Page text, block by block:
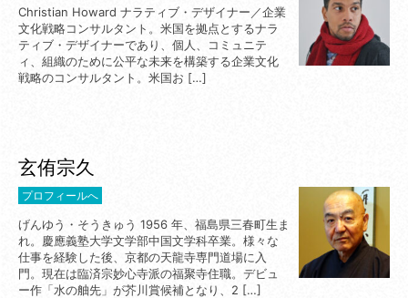
Christian Howard ナラティブ・デザイナー／企業
文化戦略コンサルタント。米国を拠点とするナラ
ティブ・デザイナーであり、個人、コミュニテ
ィ、組織のために公平な未来を構築する企業文化
戦略のコンサルタント。米国お […]
玄侑宗久
げんゆう・そうきゅう 1956 年、福島県三春町生ま
れ。慶應義塾大学文学部中国文学科卒業。様々な
仕事を経験した後、京都の天龍寺専門道場に入
門。現在は臨済宗妙心寺派の福聚寺住職。デビュ
ー作「水の舳先」が芥川賞候補となり、2 […]
プロフィールへ